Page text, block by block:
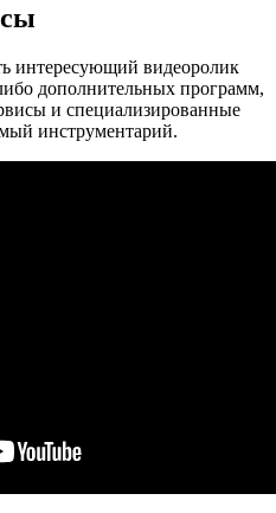
интересующий видеоролик
дополнительных программ,
и специализированные
инструментарий.